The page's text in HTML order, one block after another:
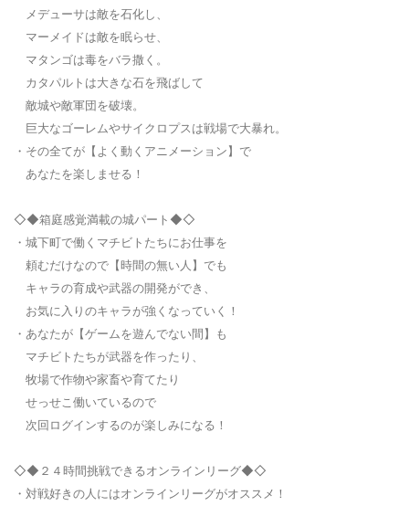
メデューサは敵を石化し、
マーメイドは敵を眠らせ、
マタンゴは毒をバラ撒く。
カタパルトは大きな石を飛ばして
敵城や敵軍団を破壊。
巨大なゴーレムやサイクロプスは戦場で大暴れ。
・その全てが【よく動くアニメーション】で
あなたを楽しませる！
◇◆箱庭感覚満載の城パート◆◇
・城下町で働くマチビトたちにお仕事を
頼むだけなので【時間の無い人】でも
キャラの育成や武器の開発ができ、
お気に入りのキャラが強くなっていく！
・あなたが【ゲームを遊んでない間】も
マチビトたちが武器を作ったり、
牧場で作物や家畜や育てたり
せっせこ働いているので
次回ログインするのが楽しみになる！
◇◆２４時間挑戦できるオンラインリーグ◆◇
・対戦好きの人にはオンラインリーグがオススメ！